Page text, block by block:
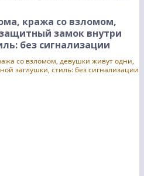
кража со взломом,
замок внутри
без сигнализации